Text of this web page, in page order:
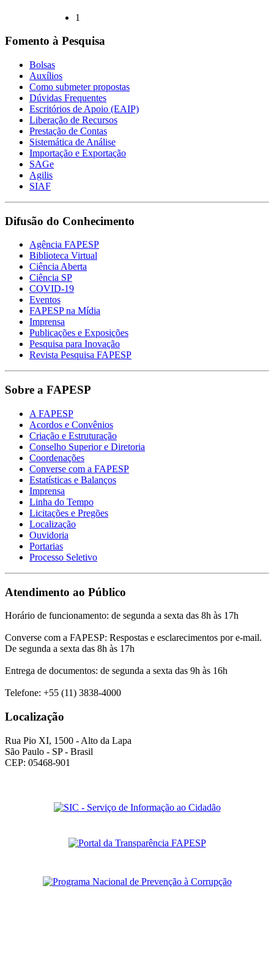
1
Fomento à Pesquisa
Bolsas
Auxílios
Como submeter propostas
Dúvidas Frequentes
Escritórios de Apoio (EAIP)
Liberação de Recursos
Prestação de Contas
Sistemática de Análise
Importação e Exportação
SAGe
Agilis
SIAF
Difusão do Conhecimento
Agência FAPESP
Biblioteca Virtual
Ciência Aberta
Ciência SP
COVID-19
Eventos
FAPESP na Mídia
Imprensa
Publicações e Exposições
Pesquisa para Inovação
Revista Pesquisa FAPESP
Sobre a FAPESP
A FAPESP
Acordos e Convênios
Criação e Estruturação
Conselho Superior e Diretoria
Coordenações
Converse com a FAPESP
Estatísticas e Balanços
Imprensa
Linha do Tempo
Licitações e Pregões
Localização
Ouvidoria
Portarias
Processo Seletivo
Atendimento ao Público
Horário de funcionamento: de segunda a sexta das 8h às 17h
Converse com a FAPESP: Respostas e esclarecimentos por e-mail.
De segunda a sexta das 8h às 17h
Entrega de documentos: de segunda a sexta das 9h às 16h
Telefone: +55 (11) 3838-4000
Localização
Rua Pio XI, 1500 - Alto da Lapa
São Paulo - SP - Brasil
CEP: 05468-901